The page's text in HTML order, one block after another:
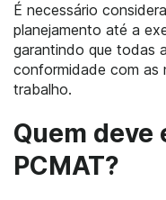
É necessário
planejamento até a
garantindo que todas
conformidade com as
trabalho.
Quem deve
PCMAT?